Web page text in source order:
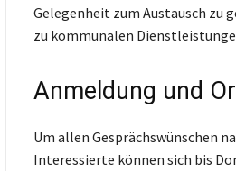
Gelegenheit zum Austausch zu
zu kommunalen
Anmeldung und
Um allen Gesprächswünschen
Interessierte können sich bis